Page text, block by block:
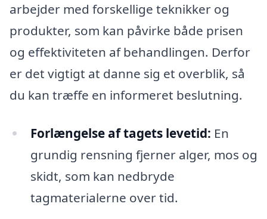
arbejder med forskellige teknikker og
produkter, som kan påvirke både prisen
og effektiviteten af behandlingen. Derfor
er det vigtigt at danne sig et overblik, så
du kan træffe en informeret beslutning.
Forlængelse af tagets levetid: En
grundig rensning fjerner alger, mos og
skidt, som kan nedbryde
tagmaterialerne over tid.